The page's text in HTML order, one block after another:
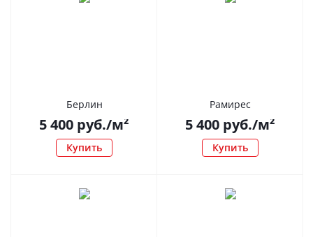
Берлин
5 400 руб./м²
Купить
Рамирес
5 400 руб./м²
Купить